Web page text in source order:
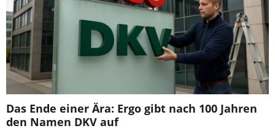
Das Ende einer Ära: Ergo gibt nach 100 Jahren
den Namen DKV auf